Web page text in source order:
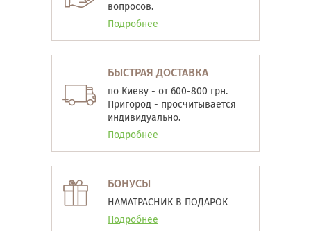
вопросов.
Подробнее
БЫСТРАЯ ДОСТАВКА
по Киеву - от 600-800 грн.
Пригород - просчитывается
индивидуально.
Подробнее
БОНУСЫ
НАМАТРАСНИК В ПОДАРОК
Подробнее